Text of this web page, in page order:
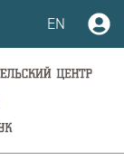
EN